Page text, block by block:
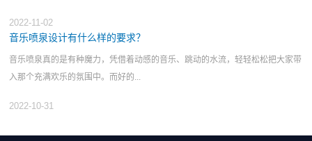
2022-11-02
音乐喷泉设计有什么样的要求？
音乐喷泉真的是有种魔力，凭借着动感的音乐、跳动的水流，轻轻松松把大家带
入那个充满欢乐的氛围中。而好的...
2022-10-31